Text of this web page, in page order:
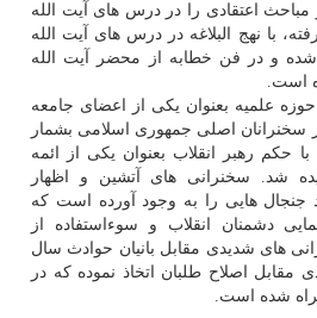
اعتقادی را در درس های آیت الله
با نهج البلاغه در درس های آیت الله
و در فن خطابه از محضر آیت الله
است.
علمیه بعنوان یکی از اعضای جامعه
سخنرانان اصلی جمهوری اسلامی بشمار
می رود که در سال ۱۳۸۴ با حکم رهبر انقلاب بعنوان یکی از ائمه
شد. سخنرانی های آتشین و اظهار
جنجال هایی را به وجود آورده است که
دشمنان انقلاب و سوءاستفاده از
های شدیدی مقابل بانیان حوادث سال
مقابل اصلاح طلبان اتخاذ نموده که در
شده است.